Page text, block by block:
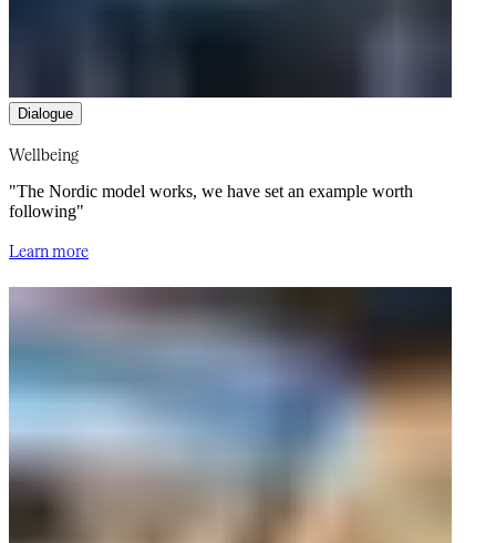
Dialogue​​​​‌ ‍ ​‍​‍‌‍ ‌ ​‍‌‍‍‌‌‍‌ ‌‍‍‌‌‍ ‍​‍​‍​ ‍‍​‍​‍‌ ​ ‌‍​‌‌‍ ‍‌‍‍‌‌ ‌​‌ ‍‌​‍ ‍‌‍‍‌‌‍ ​‍​‍​‍ ​​‍​‍‌‍‍​‌ ​‍‌‍‌‌‌‍‌‍​‍​‍​ ‍‍​‍​‍‌‍‍​‌ ‌​‌ ‌​‌ ​​‌ ​ ​‍ ​‍ ‌‍‌‍‌‍ ‌ ​‍‌ ​ ‌‍‌‌‌ ‌​‌‍‍‌​‍ ‌‌‍‍‌‌ ​ ‌‍ ​‌‍​‌‌‍ ‍‌‍‌​‌ ​ ​‍ ‍‌ ‌‍‌‍‌‌‌ ​‍‌‍​ ‌‍‌‌‌‍ ​​‍ ‍‌‍​‌‌ ​​‌ ​​​‍ ‌ ​ ‌ ‌​‌ ‌‌‌‍‌​‌‍‍‌‌‍ ​‍ ‌‍‍‌‌‍ ‍‌ ‌​‌‍‌‌‌‍ ‍‌ ‌​​‍ ‌‍‌‌‌‍‌​‌‍‍‌‌ ‌​​‍ ‌‍ ‌‌‍ ‌‍‌​‌‍‌‌​ ‌‌ ​​‌ ​‍‌‍‌‌‌ ​ ‌‍‌‌‌‍ ‍‌ ‌​‌‍​‌‌ ‌​‌‍‍‌‌‍ ‌‍ ‍​ ‍ ‌‍‍‌‌‍‌​​ ‌​ ‍​​ ‌ ‌‍‌​​ ‌‌​ ​​​ ‍‌​ ​‍​ ‌‍​‍ ‌​ ‌‌‌‍‌‍​ ‌​‌‍‌‌​‍ ‌​ ‌​​ ​​‌‍​ ​ ​‌​‍ ‌‌‍​‌​ ‌​‌‍​ ​ ‍​​‍ ‌​ ‌‌​ ‌‍​ ‌​‌‍‌‌​ ‌‍​ ‌ ​ ‌ ‌‍‌‍​ ​​​ ​​‌‍‌‍​ ​ ​ ‍ ‌ ‌​‌ ‍‌‌ ​​‌‍‌‌​ ‌‌ ‌​‌‍​‌‌‍‌ ​ ‍ ‌ ​​‌‍​‌‌ ‌​‌‍‍​​ ‌‌ ‌​‌‍‍‌‌ ‌​‌‍ ​‌‍‌‌‌​‌‌‌‍ ‍​ ‌‍​‍‌‍​‌‌ ​ ‌‍‌‌‌‌‌‌‌ ​‍‌‍ ​​ ‌‌‍‍​‌ ‌​‌ ‌​‌ ​​‌ ​ ​‍‌‌​ ​‍‌​‌‍​‍‌‌​ ​‍‌​‌‍‌‍‌‍‌‍ ‌ ​‍‌ ​ ‌‍‌‌‌ ‌​‌‍‍‌​‍ ‌‌‍‍‌‌ ​ ‌‍ ​‌‍​‌‌‍ ‍‌‍‌​‌ ​ ​‍ ‍‌ ‌‍‌‍‌‌‌ ​‍‌‍​ ‌‍‌‌‌‍ ​​‍ ‍‌‍​‌‌ ​​‌ ​​​‍‌‌​ ​‍‌​‌‍‌ ​ ‌ ‌​‌ ‌‌‌‍‌​‌‍‍‌‌‍ ​‍‌‍‌‍‍‌‌‍‌​​ ‌​ ‍​​ ‌ ‌‍‌​​ ‌‌​ ​​​ ‍‌​ ​‍​ ‌‍​‍ ‌​ ‌‌‌‍‌‍​ ‌​‌‍‌‌​‍ ‌​ ‌​​ ​​‌‍​ ​ ​‌​‍ ‌‌‍​‌​ ‌​‌‍​ ​ ‍​​‍ ‌​ ‌‌​ ‌‍​ ‌​‌‍‌‌​ ‌‍​ ‌ ​ ‌ ‌‍‌‍​ ​​​ ​​‌‍‌‍​ ​ ​‍‌‍‌ ‌​‌ ‍‌‌ ​​‌‍‌‌​ ‌‌ ‌​‌‍​‌‌‍‌ ​‍‌‍‌ ​​‌‍​‌‌ ‌​‌‍‍​​ ‌‌ ‌​‌‍‍‌‌ ‌​‌‍ ​‌‍‌‌‌​‌‌‌‍ ‍​‍‌‍‌ ​​‌‍‌‌‌ ​‍‌ ​ ‌ ​​‌‍‌‌‌‍​ ‌ ‌​‌‍‍‌‌ ‌‍‌‍‌‌​ ‌‌ ​​‌ ‌‌‌‍​‍‌‍ ​‌‍‍‌‌ ​ ‌‍‍​‌‍‌‌‌‍‌​​‍​‍‌ ‌
Wellbeing​​​​‌ ‍ ​‍​‍‌‍ ‌ ​‍‌‍‍‌‌‍‌ ‌‍‍‌‌‍ ‍​‍​‍​ ‍‍​‍​‍‌ ​ ‌‍​‌‌‍ ‍‌‍‍‌‌ ‌​‌ ‍‌​‍ ‍‌‍‍‌‌‍ ​‍​‍​‍ ​​‍​‍‌‍‍​‌ ​‍‌‍‌‌‌‍‌‍​‍​‍​ ‍‍​‍​‍‌‍‍​‌ ‌​‌ ‌​‌ ​​‌ ​ ​‍ ​‍ ‌‍‌‍‌‍ ‌ ​‍‌ ​ ‌‍‌‌‌ ‌​‌‍‍‌​‍ ‌‌‍‍‌‌ ​ ‌‍ ​‌‍​‌‌‍ ‍‌‍‌​‌ ​ ​‍ ‍‌ ‌‍‌‍‌‌‌ ​‍‌‍​ ‌‍‌‌‌‍ ​​‍ ‍‌‍​‌‌ ​​‌ ​​​‍ ‌ ​ ‌ ‌​‌ ‌‌‌‍‌​‌‍‍‌‌‍ ​‍ ‌‍‍‌‌‍ ‍‌ ‌​‌‍‌‌‌‍ ‍‌ ‌​​‍ ‌‍‌‌‌‍‌​‌‍‍‌‌ ‌​​‍ ‌‍ ‌‌‍ ‌‍‌​‌‍‌‌​ ‌‌ ​​‌ ​‍‌‍‌‌‌ ​ ‌‍‌‌‌‍ ‍‌ ‌​‌‍​‌‌ ‌​‌‍‍‌‌‍ ‌‍ ‍​ ‍ ‌‍‍‌‌‍‌​​ ‌​ ‌‌​ ‍​‌‍‌‌​ ‍​​ ‍​​ ‌ ​ ‍​​ ​ ​‍ ‌​ ‌‌​ ​​‌‍​‌‌‍‌​​‍ ‌​ ‌​​ ​ ​ ‌‌​ ‍‌​‍ ‌‌‍​‌​ ‌​​ ​ ​ ‌​​‍ ‌‌‍‌‍​ ‌‌​ ​​‌‍‌‌‌‍​‌​ ‌‌​ ​​​ ​ ​ ​‌​ ‌‍​ ‌ ‌‍‌‍​ ‍ ‌ ‌​‌ ‍‌‌ ​​‌‍‌‌​ ‌‌ ​​‌‍​‌‌‍‌ ‌‍‌‌​ ‍ ‌ ​​‌‍​‌‌ ‌​‌‍‍​​ ‌‌ ​​‌‍​‌‌‍‌ ‌‍‌‌‌​​‍‌ ‌‌‌‍‍‌‌‍ ​‌‍‌​‌‍‌‌‌ ​‍​‍‌‌​ ‌‌‌​​‍‌‌ ‌‍‍ ‌‍‌‌‌ ‍‌​‍‌‌​ ​ ‌​‌​​‍‌‌​ ​ ‌​‌​​‍‌‌​ ​‍​ ​‍‌‍​ ‌‍​‍​ ​​​ ‌‌‌‍‌​​ ​ ‌‍‌‌‌‍​‌‌‍‌​‌‍​ ‌‍‌‍‌‍‌‌​‍‌‌​ ​‍​ ​‍​‍‌‌​ ‌‌‌​‌​​‍ ‍‌ ​​‌‍​‌‌‍‌ ‌‍‌‌‌ ​ ​‍‌‌​ ‌‌‌​​‍‌‌ ‌‍‍ ‌‍‌‌‌ ‍‌​‍‌‌​ ​ ‌​‌​​‍‌‌​ ​ ‌​‌​​‍‌‌​ ​‍​ ​‍​ ‍​​ ​‌‌‍​‌​ ‍‌​ ‌‌​ ​​​ ​​​ ​ ​ ‌‍‌‍‌‌​ ‌ ‌‍‌‍​‍‌‌​ ​‍​ ​‍​‍‌‌​ ‌‌‌​‌​​‍ ‍‌ ‌​‌‍‍‌‌ ‌​‌‍ ​‌‍‌‌​ ‌‍​‍‌‍​‌‌ ​ ‌‍‌‌‌‌‌‌‌ ​‍‌‍ ​​ ‌‌‍‍​‌ ‌​‌ ‌​‌ ​​‌ ​ ​‍‌‌​ ​‍‌​‌‍​‍‌‌​ ​‍‌​‌‍‌‍‌‍‌‍ ‌ ​‍‌ ​ ‌‍‌‌‌ ‌​‌‍‍‌​‍ ‌‌‍‍‌‌ ​ ‌‍ ​‌‍​‌‌‍ ‍‌‍‌​‌ ​ ​‍ ‍‌ ‌‍‌‍‌‌‌ ​‍‌‍​ ‌‍‌‌‌‍ ​​‍ ‍‌‍​‌‌ ​​‌ ​​​‍‌‌​ ​‍‌​‌‍‌ ​ ‌ ‌​‌ ‌‌‌‍‌​‌‍‍‌‌‍ ​‍‌‍‌‍‍‌‌‍‌​​ ‌​ ‌‌​ ‍​‌‍‌‌​ ‍​​ ‍​​ ‌ ​ ‍​​ ​ ​‍ ‌​ ‌‌​ ​​‌‍​‌‌‍‌​​‍ ‌​ ‌​​ ​ ​ ‌‌​ ‍‌​‍ ‌‌‍​‌​ ‌​​ ​ ​ ‌​​‍ ‌‌‍‌‍​ ‌‌​ ​​‌‍‌‌‌‍​‌​ ‌‌​ ​​​ ​ ​ ​‌​ ‌‍​ ‌ ‌‍‌‍​‍‌‍‌ ‌​‌ ‍‌‌ ​​‌‍‌‌​ ‌‌ ​​‌‍​‌‌‍‌ ‌‍‌‌​‍‌‍‌ ​​‌‍​‌‌ ‌​‌‍‍​​ ‌‌ ​​‌‍​‌‌‍‌ ‌‍‌‌‌​​‍‌ ‌‌‌‍‍‌‌‍ ​‌‍‌​‌‍‌‌‌ ​‍​‍‌‌​ ‌‌‌​​‍‌‌ ‌‍‍ ‌‍‌‌‌ ‍‌​‍‌‌​ ​ ‌​‌​​‍‌‌​ ​ ‌​‌​​‍‌‌​ ​‍​ ​‍‌‍​ ‌‍​‍​ ​​​ ‌‌‌‍‌​​ ​ ‌‍‌‌‌‍​‌‌‍‌​‌‍​ ‌‍‌‍‌‍‌‌​‍‌‌​ ​‍​ ​‍​‍‌‌​ ‌‌‌​‌​​‍ ‍‌ ​​‌‍​‌‌‍‌ ‌‍‌‌‌ ​ ​‍‌‌​ ‌‌‌​​‍‌‌ ‌‍‍ ‌‍‌‌‌ ‍‌​‍‌‌​ ​ ‌​‌​​‍‌‌​ ​ ‌​‌​​‍‌‌​ ​‍​ ​‍​ ‍​​ ​‌‌‍​‌​ ‍‌​ ‌‌​ ​​​ ​​​ ​ ​ ‌‍‌‍‌‌​ ‌ ‌‍‌‍​‍‌‌​ ​‍​ ​‍​‍‌‌​ ‌‌‌​‌​​‍ ‍‌ ‌​‌‍‍‌‌ ‌​‌‍ ​‌‍‌‌​‍‌‍‌ ​​‌‍‌‌‌ ​‍‌ ​ ‌ ​​‌‍‌‌‌‍​ ‌ ‌​‌‍‍‌‌ ‌‍‌‍‌‌​ ‌‌ ​​‌ ‌‌‌‍​‍‌‍ ​‌‍‍‌‌ ​ ‌‍‍​‌‍‌‌‌‍‌​​‍​‍‌ ‌
"The Nordic model works, we have set an example worth
following"
Learn more​​​​‌ ‍ ​‍​‍‌‍ ‌ ​‍‌‍‍‌‌‍‌ ‌‍‍‌‌‍ ‍​‍​‍​ ‍‍​‍​‍‌ ​ ‌‍​‌‌‍ ‍‌‍‍‌‌ ‌​‌ ‍‌​‍ ‍‌‍‍‌‌‍ ​‍​‍​‍ ​​‍​‍‌‍‍​‌ ​‍‌‍‌‌‌‍‌‍​‍​‍​ ‍‍​‍​‍‌‍‍​‌ ‌​‌ ‌​‌ ​​‌ ​ ​‍ ​‍ ‌‍‌‍‌‍ ‌ ​‍‌ ​ ‌‍‌‌‌ ‌​‌‍‍‌​‍ ‌‌‍‍‌‌ ​ ‌‍ ​‌‍​‌‌‍ ‍‌‍‌​‌ ​ ​‍ ‍‌ ‌‍‌‍‌‌‌ ​‍‌‍​ ‌‍‌‌‌‍ ​​‍ ‍‌‍​‌‌ ​​‌ ​​​‍ ‌ ​ ‌ ‌​‌ ‌‌‌‍‌​‌‍‍‌‌‍ ​‍ ‌‍‍‌‌‍ ‍‌ ‌​‌‍‌‌‌‍ ‍‌ ‌​​‍ ‌‍‌‌‌‍‌​‌‍‍‌‌ ‌​​‍ ‌‍ ‌‌‍ ‌‍‌​‌‍‌‌​ ‌‌ ​​‌ ​‍‌‍‌‌‌ ​ ‌‍‌‌‌‍ ‍‌ ‌​‌‍​‌‌ ‌​‌‍‍‌‌‍ ‌‍ ‍​ ‍ ‌‍‍‌‌‍‌​​ ‌​ ‌‌​ ‍​‌‍‌‌​ ‍​​ ‍​​ ‌ ​ ‍​​ ​ ​‍ ‌​ ‌‌​ ​​‌‍​‌‌‍‌​​‍ ‌​ ‌​​ ​ ​ ‌‌​ ‍‌​‍ ‌‌‍​‌​ ‌​​ ​ ​ ‌​​‍ ‌‌‍‌‍​ ‌‌​ ​​‌‍‌‌‌‍​‌​ ‌‌​ ​​​ ​ ​ ​‌​ ‌‍​ ‌ ‌‍‌‍​ ‍ ‌ ‌​‌ ‍‌‌ ​​‌‍‌‌​ ‌‌ ​​‌‍​‌‌‍‌ ‌‍‌‌​ ‍ ‌ ​​‌‍​‌‌ ‌​‌‍‍​​ ‌‌ ​​‌‍​‌‌‍‌ ‌‍‌‌‌​​‍‌ ‌‌‌‍‍‌‌‍ ​‌‍‌​‌‍‌‌‌ ​‍​‍‌‌​ ‌‌‌​​‍‌‌ ‌‍‍ ‌‍‌‌‌ ‍‌​‍‌‌​ ​ ‌​‌​​‍‌‌​ ​ ‌​‌​​‍‌‌​ ​‍​ ​‍‌‍​ ‌‍​‍​ ​​​ ‌‌‌‍‌​​ ​ ‌‍‌‌‌‍​‌‌‍‌​‌‍​ ‌‍‌‍‌‍‌‌​‍‌‌​ ​‍​ ​‍​‍‌‌​ ‌‌‌​‌​​‍ ‍‌ ​​‌‍​‌‌‍‌ ‌‍‌‌‌ ​ ​‍‌‌​ ‌‌‌​​‍‌‌ ‌‍‍ ‌‍‌‌‌ ‍‌​‍‌‌​ ​ ‌​‌​​‍‌‌​ ​ ‌​‌​​‍‌‌​ ​‍​ ​‍​ ‍​​ ​‌‌‍​‌​ ‍‌​ ‌‌​ ​​​ ​​​ ​ ​ ‌‍‌‍‌‌​ ‌ ‌‍‌‍​‍‌‌​ ​‍​ ​‍​‍‌‌​ ‌‌‌​‌​​‍ ‍‌‍​ ‌ ‌​‌‍​‌​‍ ‍‌‍ ‍‌‍​‌‌‍ ‌‌‍‌‌​ ‌‍​‍‌‍​‌‌ ​ ‌‍‌‌‌‌‌‌‌ ​‍‌‍ ​​ ‌‌‍‍​‌ ‌​‌ ‌​‌ ​​‌ ​ ​‍‌‌​ ​‍‌​‌‍​‍‌‌​ ​‍‌​‌‍‌‍‌‍‌‍ ‌ ​‍‌ ​ ‌‍‌‌‌ ‌​‌‍‍‌​‍ ‌‌‍‍‌‌ ​ ‌‍ ​‌‍​‌‌‍ ‍‌‍‌​‌ ​ ​‍ ‍‌ ‌‍‌‍‌‌‌ ​‍‌‍​ ‌‍‌‌‌‍ ​​‍ ‍‌‍​‌‌ ​​‌ ​​​‍‌‌​ ​‍‌​‌‍‌ ​ ‌ ‌​‌ ‌‌‌‍‌​‌‍‍‌‌‍ ​‍‌‍‌‍‍‌‌‍‌​​ ‌​ ‌‌​ ‍​‌‍‌‌​ ‍​​ ‍​​ ‌ ​ ‍​​ ​ ​‍ ‌​ ‌‌​ ​​‌‍​‌‌‍‌​​‍ ‌​ ‌​​ ​ ​ ‌‌​ ‍‌​‍ ‌‌‍​‌​ ‌​​ ​ ​ ‌​​‍ ‌‌‍‌‍​ ‌‌​ ​​‌‍‌‌‌‍​‌​ ‌‌​ ​​​ ​ ​ ​‌​ ‌‍​ ‌ ‌‍‌‍​‍‌‍‌ ‌​‌ ‍‌‌ ​​‌‍‌‌​ ‌‌ ​​‌‍​‌‌‍‌ ‌‍‌‌​‍‌‍‌ ​​‌‍​‌‌ ‌​‌‍‍​​ ‌‌ ​​‌‍​‌‌‍‌ ‌‍‌‌‌​​‍‌ ‌‌‌‍‍‌‌‍ ​‌‍‌​‌‍‌‌‌ ​‍​‍‌‌​ ‌‌‌​​‍‌‌ ‌‍‍ ‌‍‌‌‌ ‍‌​‍‌‌​ ​ ‌​‌​​‍‌‌​ ​ ‌​‌​​‍‌‌​ ​‍​ ​‍‌‍​ ‌‍​‍​ ​​​ ‌‌‌‍‌​​ ​ ‌‍‌‌‌‍​‌‌‍‌​‌‍​ ‌‍‌‍‌‍‌‌​‍‌‌​ ​‍​ ​‍​‍‌‌​ ‌‌‌​‌​​‍ ‍‌ ​​‌‍​‌‌‍‌ ‌‍‌‌‌ ​ ​‍‌‌​ ‌‌‌​​‍‌‌ ‌‍‍ ‌‍‌‌‌ ‍‌​‍‌‌​ ​ ‌​‌​​‍‌‌​ ​ ‌​‌​​‍‌‌​ ​‍​ ​‍​ ‍​​ ​‌‌‍​‌​ ‍‌​ ‌‌​ ​​​ ​​​ ​ ​ ‌‍‌‍‌‌​ ‌ ‌‍‌‍​‍‌‌​ ​‍​ ​‍​‍‌‌​ ‌‌‌​‌​​‍ ‍‌‍​ ‌ ‌​‌‍​‌​‍ ‍‌‍ ‍‌‍​‌‌‍ ‌‌‍‌‌​‍‌‍‌ ​​‌‍‌‌‌ ​‍‌ ​ ‌ ​​‌‍‌‌‌‍​ ‌ ‌​‌‍‍‌‌ ‌‍‌‍‌‌​ ‌‌ ​​‌ ‌‌‌‍​‍‌‍ ​‌‍‍‌‌ ​ ‌‍‍​‌‍‌‌‌‍‌​​‍​‍‌ ‌